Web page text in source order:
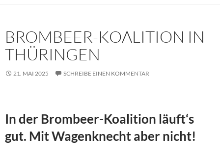
BROMBEER-KOALITION IN
THÜRINGEN
21. MAI 2025 SCHREIBE EINEN KOMMENTAR
In der Brombeer-Koalition läuft‘s
gut. Mit Wagenknecht aber nicht!